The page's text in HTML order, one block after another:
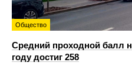
Общество
Средний проходной балл
году достиг 258